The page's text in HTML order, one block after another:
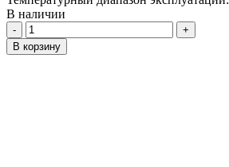
В наличии
Количество
В корзину